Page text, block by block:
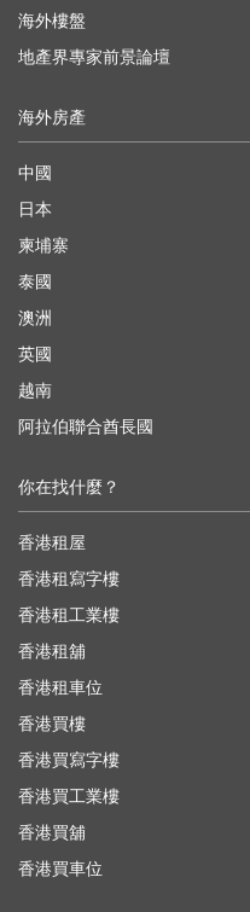
海外樓盤
地產界專家前景論壇
海外房產
中國
日本
柬埔寨
泰國
澳洲
英國
越南
阿拉伯聯合酋長國
你在找什麼？
香港租屋
香港租寫字樓
香港租工業樓
香港租舖
香港租車位
香港買樓
香港買寫字樓
香港買工業樓
香港買舖
香港買車位